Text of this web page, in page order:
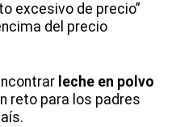
excesivo de precio”
del precio
leche en polvo
reto para los padres